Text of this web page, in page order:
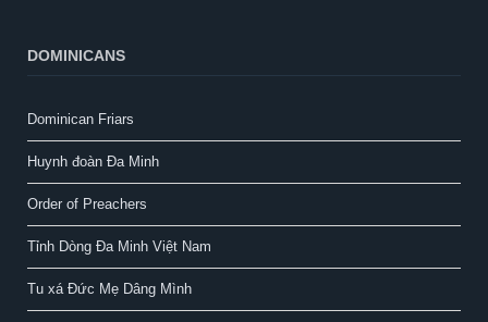
DOMINICANS
Dominican Friars
Huynh đoàn Đa Minh
Order of Preachers
Tỉnh Dòng Đa Minh Việt Nam
Tu xá Đức Mẹ Dâng Mình